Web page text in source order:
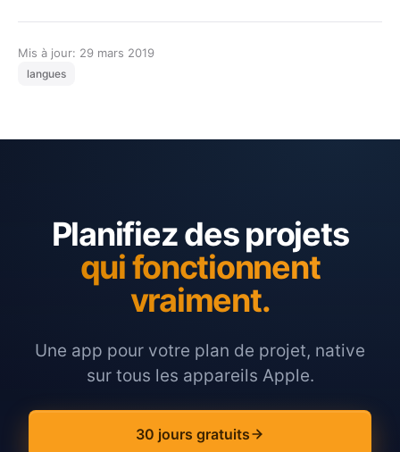
Mis à jour: 29 mars 2019
langues
Planifiez des projets
qui fonctionnent
vraiment.
Une app pour votre plan de projet, native
sur tous les appareils Apple.
30 jours gratuits